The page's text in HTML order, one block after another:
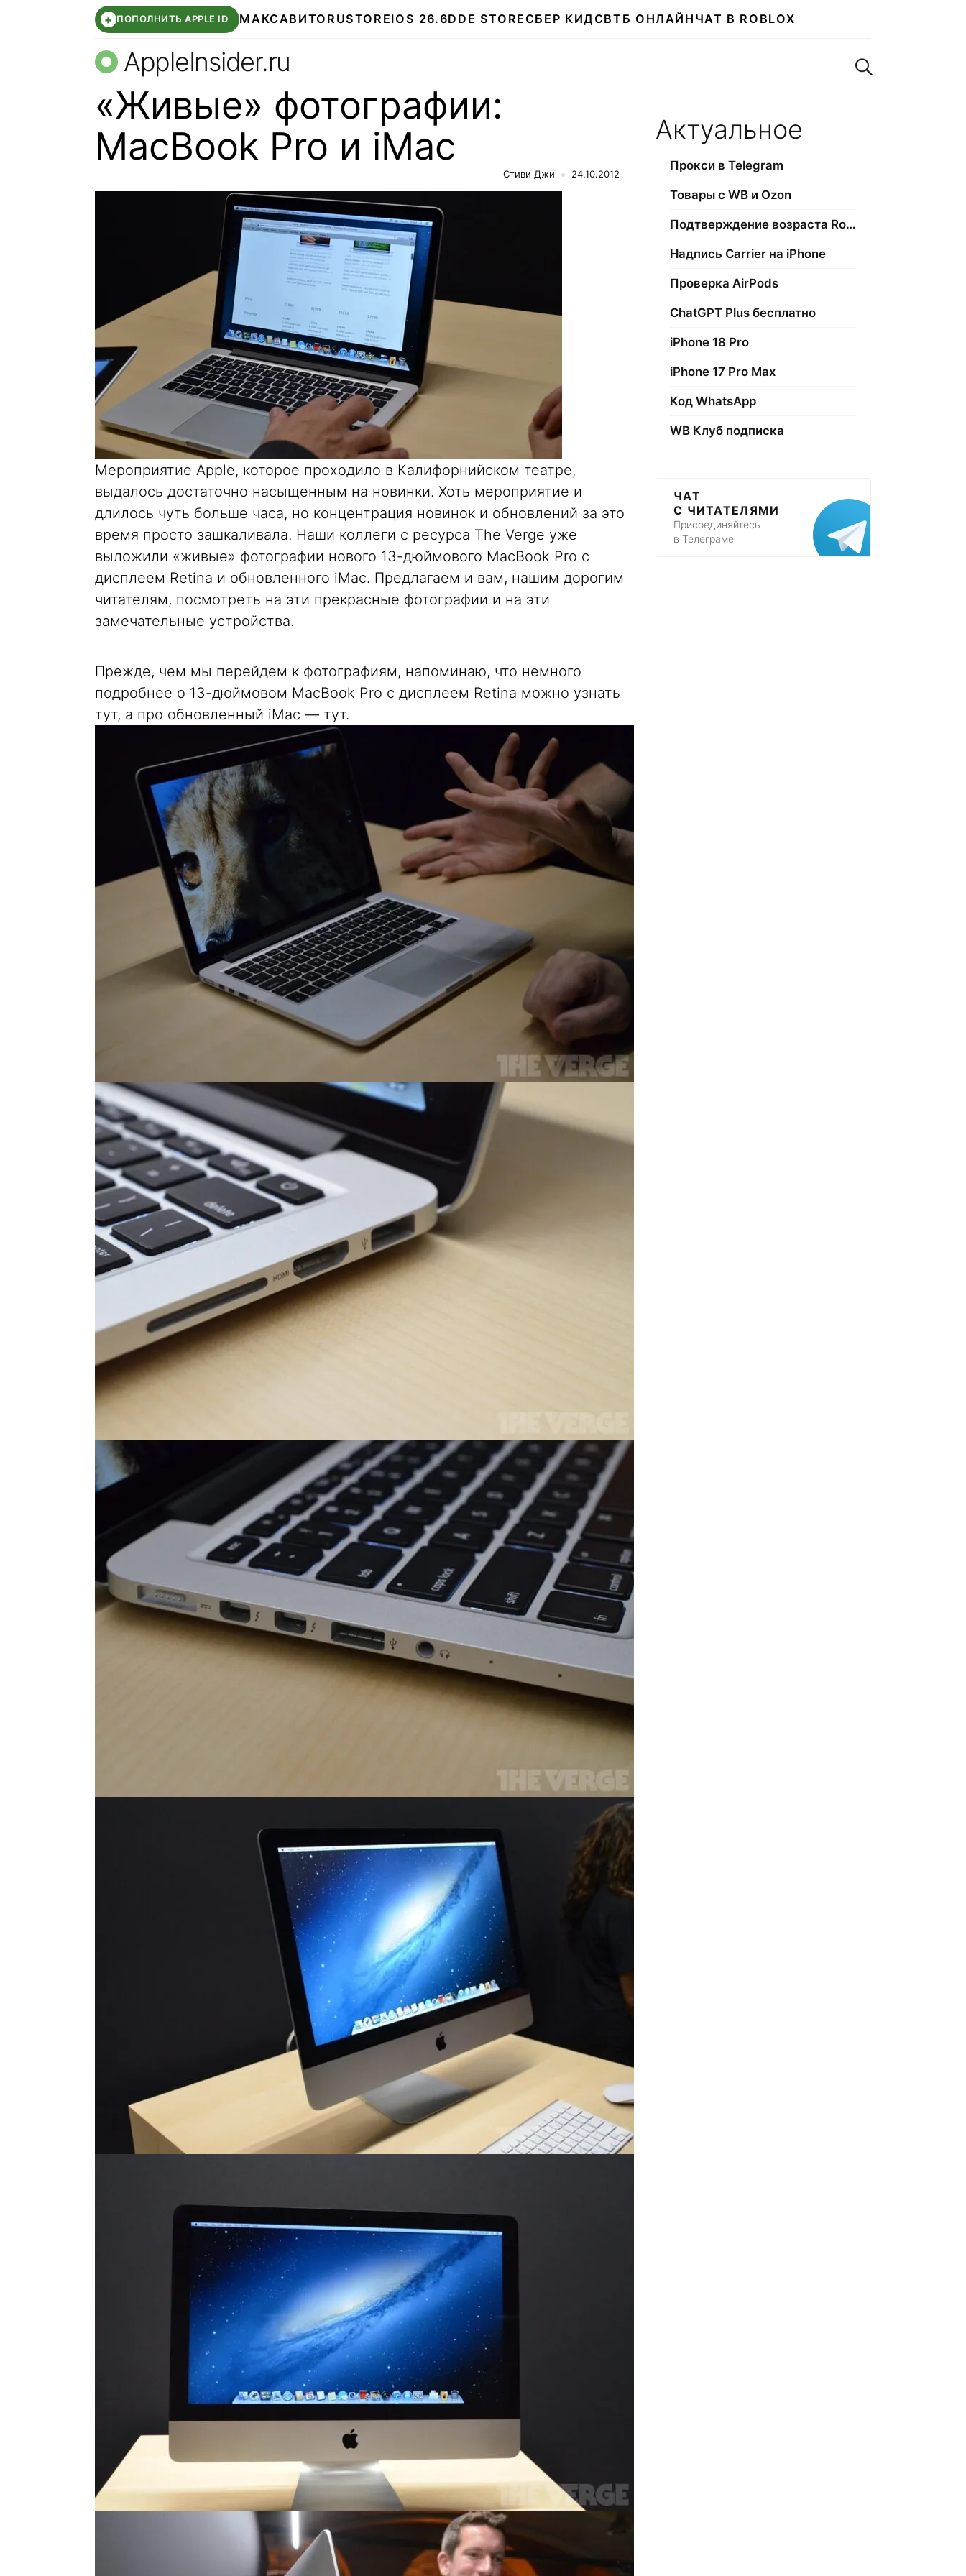
+ ПОПОЛНИТЬ APPLE ID МАКСАВИТО RUSTOREIOS 26.6DDE STORE СБЕР КИДСВТБ ОНЛАЙН ЧАТ В ROBLOX
AppleInsider.ru Поиск по сайту
«Живые» фотографии:
MacBook Pro и iMac
Стиви Джи 24.10.2012
Мероприятие Apple, которое проходило в Калифорнийском театре,
выдалось достаточно насыщенным на новинки. Хоть мероприятие и
длилось чуть больше часа, но концентрация новинок и обновлений за это
время просто зашкаливала. Наши коллеги с ресурса The Verge уже
выложили «живые» фотографии нового 13-дюймового MacBook Pro с
дисплеем Retina и обновленного iMac. Предлагаем и вам, нашим дорогим
читателям, посмотреть на эти прекрасные фотографии и на эти
замечательные устройства.
Прежде, чем мы перейдем к фотографиям, напоминаю, что немного
подробнее о 13-дюймовом MacBook Pro с дисплеем Retina можно узнать
тут, а про обновленный iMac — тут.
Актуальное
Прокси в Telegram
Товары с WB и Ozon
Подтверждение возраста Roblox
Надпись Carrier на iPhone
Проверка AirPods
ChatGPT Plus бесплатно
iPhone 18 Pro
iPhone 17 Pro Max
Код WhatsApp
WB Клуб подписка
ЧАТ
С ЧИТАТЕЛЯМИ
Присоединяйтесь
в Телеграме